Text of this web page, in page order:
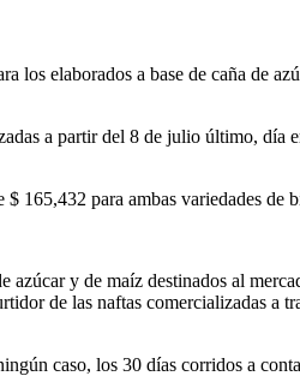
elaborados a base de caña de
a partir del 8 de julio último, día
165,432 para ambas variedades de
y de maíz destinados al
de las naftas comercializadas a
caso, los 30 días corridos a